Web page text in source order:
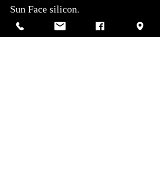
Sun Face silicon.
Condition esthétique et